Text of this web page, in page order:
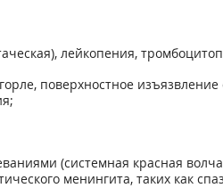
лейкопения,
поверхностное
(системная красная
менингита, таких как